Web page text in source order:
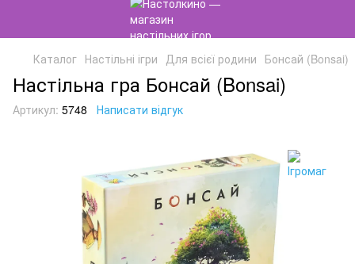
Каталог Настільні ігри Для всієї родини Бонсай (Bonsai)
Настільна гра Бонсай (Bonsai)
Артикул: 5748 Написати відгук